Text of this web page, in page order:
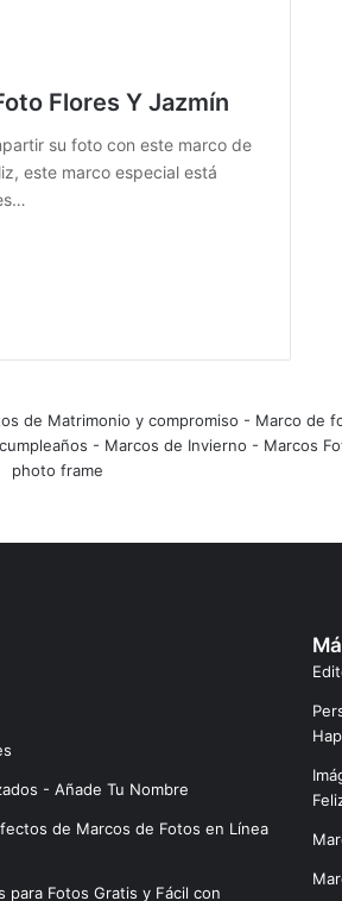
Flores Y Jazmín
su foto con este marco de
este marco especial está
de Matrimonio y compromiso - Marco de
- Marcos de Invierno - Marcos
photo frame
- Añade Tu Nombre
de Marcos de Fotos en Línea
para Fotos Gratis y Fácil con